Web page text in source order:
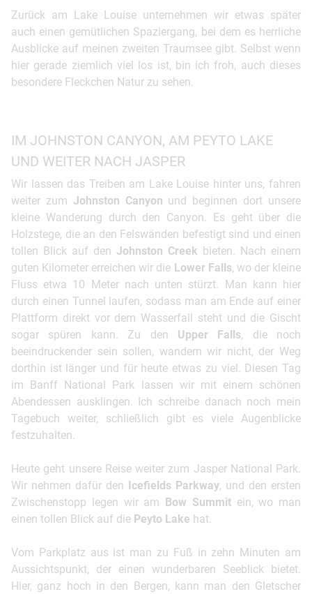
Zurück am Lake Louise unternehmen wir etwas später
auch einen gemütlichen Spaziergang, bei dem es herrliche
Ausblicke auf meinen zweiten Traumsee gibt. Selbst wenn
hier gerade ziemlich viel los ist, bin ich froh, auch dieses
besondere Fleckchen Natur zu sehen.
IM JOHNSTON CANYON, AM PEYTO LAKE
UND WEITER NACH JASPER
Wir lassen das Treiben am Lake Louise hinter uns, fahren
weiter zum Johnston Canyon und beginnen dort unsere
kleine Wanderung durch den Canyon. Es geht über die
Holzstege, die an den Felswänden befestigt sind und einen
tollen Blick auf den Johnston Creek bieten. Nach einem
guten Kilometer erreichen wir die Lower Falls, wo der kleine
Fluss etwa 10 Meter nach unten stürzt. Man kann hier
durch einen Tunnel laufen, sodass man am Ende auf einer
Plattform direkt vor dem Wasserfall steht und die Gischt
sogar spüren kann. Zu den Upper Falls, die noch
beeindruckender sein sollen, wandern wir nicht, der Weg
dorthin ist länger und für heute etwas zu viel. Diesen Tag
im Banff National Park lassen wir mit einem schönen
Abendessen ausklingen. Ich schreibe danach noch mein
Tagebuch weiter, schließlich gibt es viele Augenblicke
festzuhalten.
Heute geht unsere Reise weiter zum Jasper National Park.
Wir nehmen dafür den
Icefields Parkway, und den ersten
Zwischenstopp legen wir am
Bow Summitein, wo man
einen tollen Blick auf die Peyto Lake hat.
Vom Parkplatz aus ist man zu Fuß in zehn Minuten am
Aussichtspunkt, der einen wunderbaren Seeblick bietet.
Hier, ganz hoch in den Bergen, kann man den Gletscher